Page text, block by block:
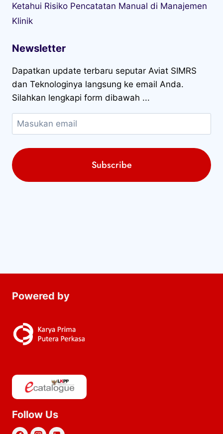
Ketahui Risiko Pencatatan Manual di Manajemen
Klinik
Newsletter
Dapatkan update terbaru seputar Aviat SIMRS
dan Teknologinya langsung ke email Anda.
Silahkan lengkapi form dibawah ...
Powered by
Follow Us